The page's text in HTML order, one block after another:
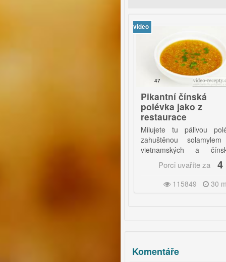
Pikantní čínská
polévka jako z
restaurace
Milujete tu pálivou polévku
zahuštěnou solamylem ve
vietnamských a čínských
doma téměř zadarmo!
Porci uvaříte za 4 Kč
115849 30 minut
Komentáře